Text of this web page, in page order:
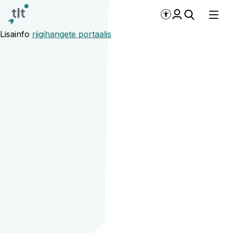
Liigu põhisisu juurde
Digiligipääsetavus
Maagaasi ostmine
Lisainfo riigihangete portaalis